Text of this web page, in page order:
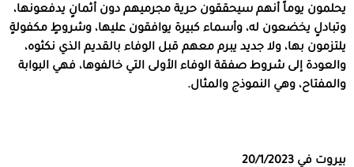
يحلمون يوماً أنهم سيحققون حرية مجرميهم دون أثمانٍ يدفعونها،
وتبادلٍ يخضعون له، وأسماء كبيرة يوافقون عليها، وشروطٍ مكفولةٍ
يلتزمون بها، ولا جديد يبرم معهم قبل الوفاء بالقديم الذي نكثوه،
والعودة إلى شروط صفقة الوفاء الأولى التي خالفوها، فهي البوابة
والمفتاح، وهي النموذج والمثال.
بيروت في 20/1/2023